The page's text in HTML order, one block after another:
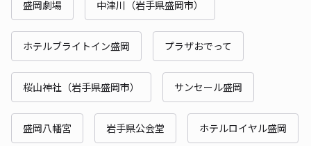
盛岡劇場 中津川（岩手県盛岡市）
ホテルブライトイン盛岡 プラザおでって
桜山神社（岩手県盛岡市） サンセール盛岡
盛岡八幡宮 岩手県公会堂 ホテルロイヤル盛岡